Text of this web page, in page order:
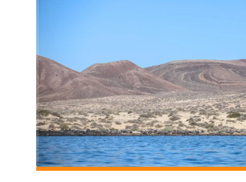
September 2020
August 2020
Juli 2020
Juni 2020
Mai 2020